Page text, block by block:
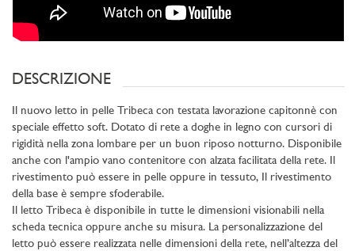
DESCRIZIONE
Il nuovo letto in pelle Tribeca con testata lavorazione capitonnè con
speciale effetto soft. Dotato di rete a doghe in legno con cursori di
rigidità nella zona lombare per un buon riposo notturno. Disponibile
anche con l'ampio vano contenitore con alzata facilitata della rete. Il
rivestimento può essere in pelle oppure in tessuto, Il rivestimento
della base è sempre sfoderabile.
Il letto Tribeca è disponibile in tutte le dimensioni visionabili nella
scheda tecnica oppure anche su misura. La personalizzazione del
letto può essere realizzata nelle dimensioni della rete, nell’altezza del